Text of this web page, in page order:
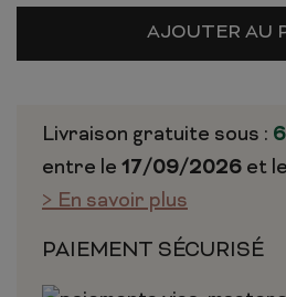
AJOUTER AU
Livraison gratuite sous :
entre le 17/09/2026 et le
> En savoir plus
PAIEMENT SÉCURISÉ